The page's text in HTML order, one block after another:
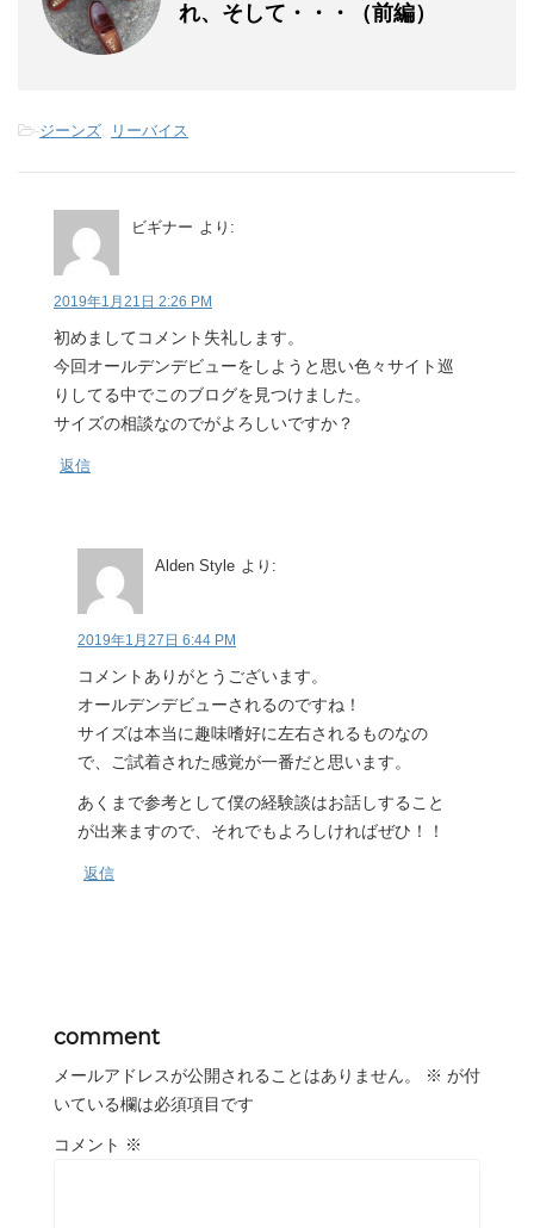
れ、そして・・・（前編）
-ジーンズ, リーバイス
ビギナー より:
2019年1月21日 2:26 PM
初めましてコメント失礼します。
今回オールデンデビューをしようと思い色々サイト巡
りしてる中でこのブログを見つけました。
サイズの相談なのでがよろしいですか？
返信
Alden Style より:
2019年1月27日 6:44 PM
コメントありがとうございます。
オールデンデビューされるのですね！
サイズは本当に趣味嗜好に左右されるものなの
で、ご試着された感覚が一番だと思います。
あくまで参考として僕の経験談はお話しすること
が出来ますので、それでもよろしければぜひ！！
返信
comment
メールアドレスが公開されることはありません。 ※ が付
いている欄は必須項目です
コメント ※